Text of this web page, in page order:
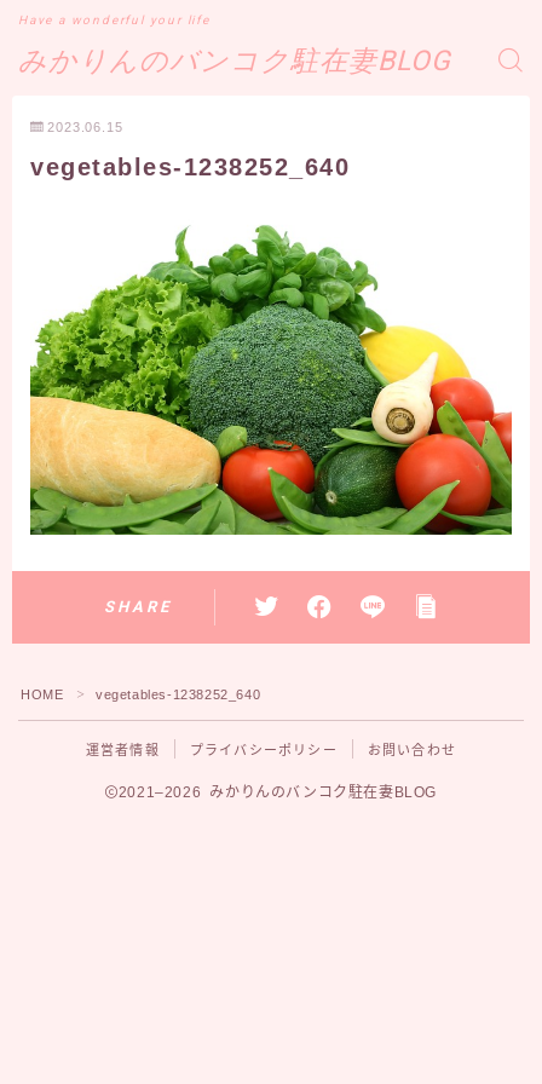
みかりんのバンコク駐在妻BLOG
Have a wonderful your life
2023.06.15
vegetables-1238252_640
SHARE
HOME ＞ vegetables-1238252_640
運営者情報 プライバシーポリシー お問い合わせ
2021–2026 みかりんのバンコク駐在妻BLOG